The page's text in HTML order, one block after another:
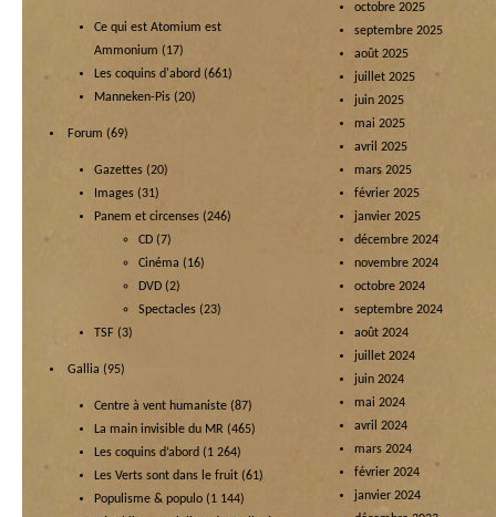
Ce qui est Atomium est
Ammonium (17)
Les coquins d'abord (661)
Manneken-Pis (20)
Forum (69)
Gazettes (20)
Images (31)
Panem et circenses (246)
CD (7)
Cinéma (16)
DVD (2)
Spectacles (23)
TSF (3)
Gallia (95)
Centre à vent humaniste (87)
La main invisible du MR (465)
Les coquins d’abord (1 264)
Les Verts sont dans le fruit (61)
Populisme & populo (1 144)
octobre 2025
septembre 2025
août 2025
juillet 2025
juin 2025
mai 2025
avril 2025
mars 2025
février 2025
janvier 2025
décembre 2024
novembre 2024
octobre 2024
septembre 2024
août 2024
juillet 2024
juin 2024
mai 2024
avril 2024
mars 2024
février 2024
janvier 2024